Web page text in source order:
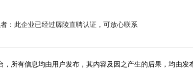
：此企业已经过孱陵直聘认证，可放心联系
，所有信息均由用户发布，其内容及因之产生的后果，均由发